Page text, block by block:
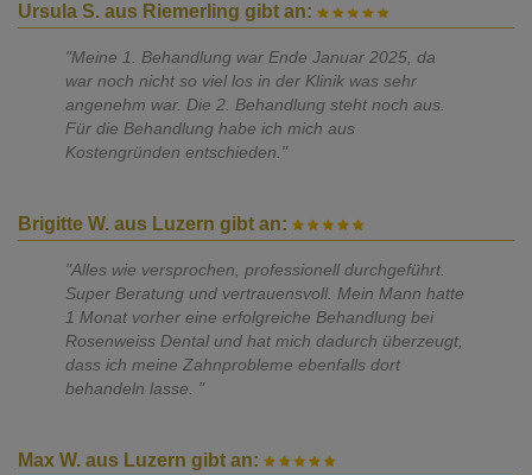
Ursula S. aus Riemerling gibt an:
"Meine 1. Behandlung war Ende Januar 2025, da
war noch nicht so viel los in der Klinik was sehr
angenehm war. Die 2. Behandlung steht noch aus.
Für die Behandlung habe ich mich aus
Kostengründen entschieden."
Brigitte W. aus Luzern gibt an:
"Alles wie versprochen, professionell durchgeführt.
Super Beratung und vertrauensvoll. Mein Mann hatte
1 Monat vorher eine erfolgreiche Behandlung bei
Rosenweiss Dental und hat mich dadurch überzeugt,
dass ich meine Zahnprobleme ebenfalls dort
behandeln lasse. "
Max W. aus Luzern gibt an: